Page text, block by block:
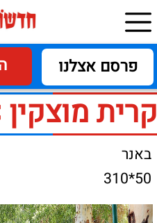
קרית
באנר
50*310
פרסם